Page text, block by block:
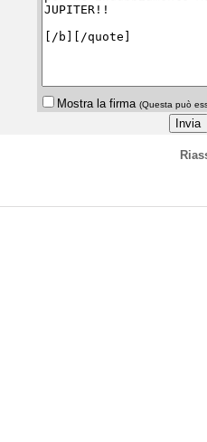
Mostra la firma (Questa può